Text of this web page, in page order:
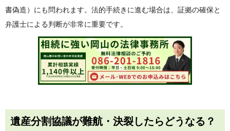
書偽造）にも問われます。法的手続きに進む場合は、証拠の確保と
弁護士による判断が非常に重要です。
遺産分割協議が難航・決裂したらどうなる？